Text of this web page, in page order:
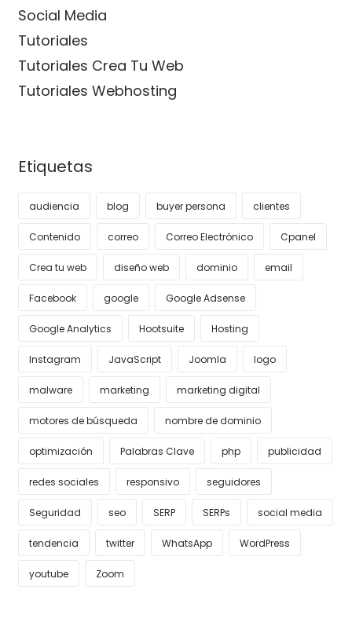
Social Media
Tutoriales
Tutoriales Crea Tu Web
Tutoriales Webhosting
Etiquetas
audiencia blog buyer persona clientes
Contenido correo Correo Electrónico Cpanel
Crea tu web diseño web dominio email
Facebook google Google Adsense
Google Analytics Hootsuite Hosting
Instagram JavaScript Joomla logo
malware marketing marketing digital
motores de búsqueda nombre de dominio
optimización Palabras Clave php publicidad
redes sociales responsivo seguidores
Seguridad seo SERP SERPs social media
tendencia twitter WhatsApp WordPress
youtube Zoom